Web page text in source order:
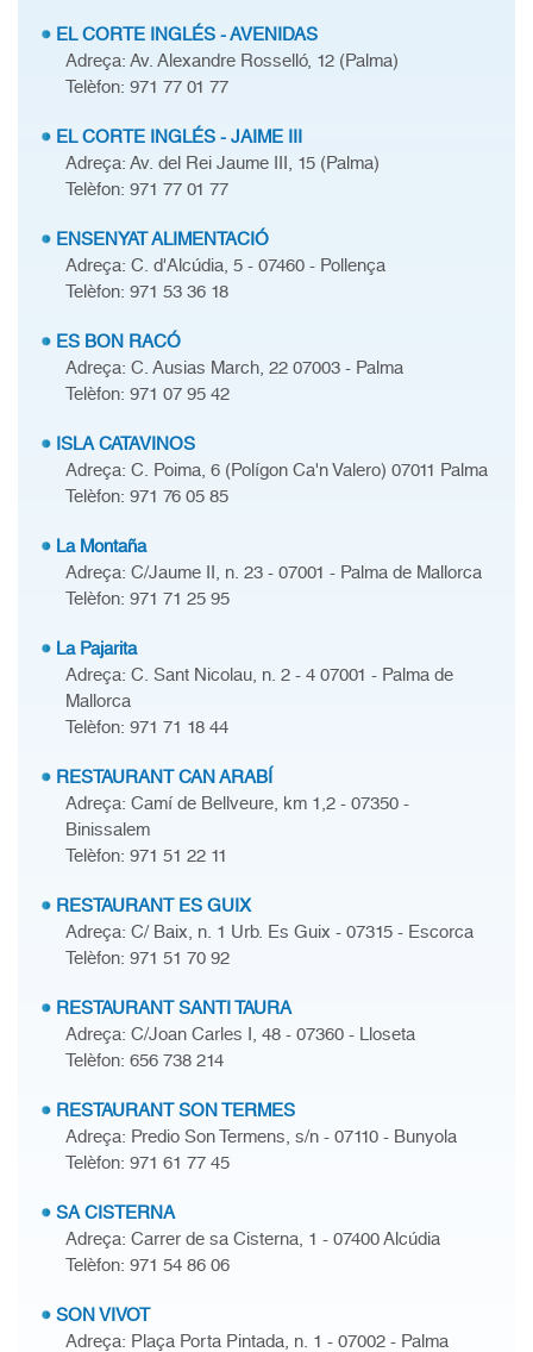
EL CORTE INGLÉS - AVENIDAS
Adreça: Av. Alexandre Rosselló, 12 (Palma)
Telèfon: 971 77 01 77
EL CORTE INGLÉS - JAIME III
Adreça: Av. del Rei Jaume III, 15 (Palma)
Telèfon: 971 77 01 77
ENSENYAT ALIMENTACIÓ
Adreça: C. d'Alcúdia, 5 - 07460 - Pollença
Telèfon: 971 53 36 18
ES BON RACÓ
Adreça: C. Ausias March, 22 07003 - Palma
Telèfon: 971 07 95 42
ISLA CATAVINOS
Adreça: C. Poima, 6 (Polígon Ca'n Valero) 07011 Palma
Telèfon: 971 76 05 85
La Montaña
Adreça: C/Jaume II, n. 23 - 07001 - Palma de Mallorca
Telèfon: 971 71 25 95
La Pajarita
Adreça: C. Sant Nicolau, n. 2 - 4 07001 - Palma de
Mallorca
Telèfon: 971 71 18 44
RESTAURANT CAN ARABÍ
Adreça: Camí de Bellveure, km 1,2 - 07350 -
Binissalem
Telèfon: 971 51 22 11
RESTAURANT ES GUIX
Adreça: C/ Baix, n. 1 Urb. Es Guix - 07315 - Escorca
Telèfon: 971 51 70 92
RESTAURANT SANTI TAURA
Adreça: C/Joan Carles I, 48 - 07360 - Lloseta
Telèfon: 656 738 214
RESTAURANT SON TERMES
Adreça: Predio Son Termens, s/n - 07110 - Bunyola
Telèfon: 971 61 77 45
SA CISTERNA
Adreça: Carrer de sa Cisterna, 1 - 07400 Alcúdia
Telèfon: 971 54 86 06
SON VIVOT
Adreça: Plaça Porta Pintada, n. 1 - 07002 - Palma